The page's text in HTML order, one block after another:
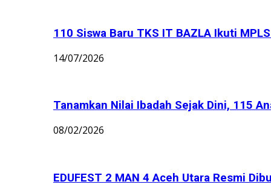
110 Siswa Baru TKS IT BAZLA Ikuti
14/07/2026
Tanamkan Nilai Ibadah Sejak Dini, 115
08/02/2026
EDUFEST 2 MAN 4 Aceh Utara Resmi